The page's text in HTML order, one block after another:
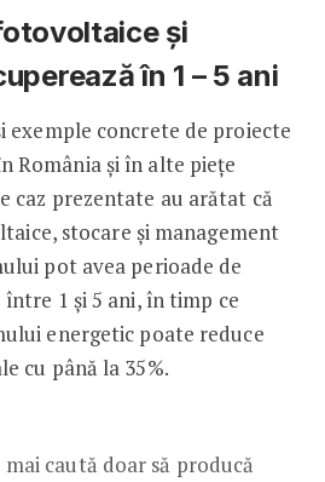
și
în 1 – 5 ani
exemple concrete de proiecte
România și în alte piețe
caz prezentate au arătat că
stocare și management
pot avea perioade de
1 și 5 ani, în timp ce
energetic poate reduce
cu până la 35%.
caută doar să producă